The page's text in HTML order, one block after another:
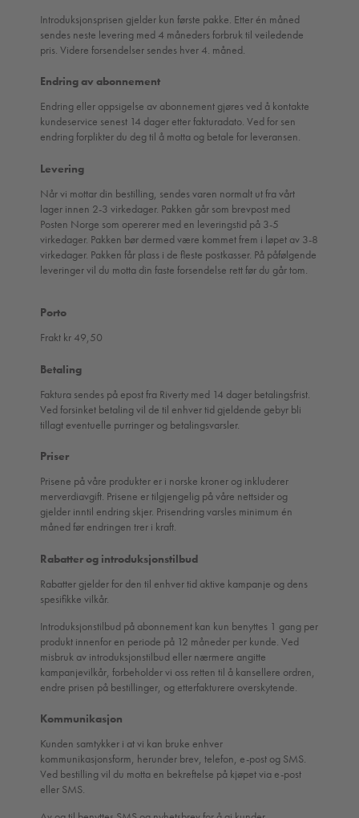
Introduksjonsprisen gjelder kun første pakke. Etter én måned
sendes neste levering med 4 måneders forbruk til veiledende
pris. Videre forsendelser sendes hver 4. måned.
Endring av abonnement
Endring eller oppsigelse av abonnement gjøres ved å kontakte
kundeservice senest 14 dager etter fakturadato. Ved for sen
endring forplikter du deg til å motta og betale for leveransen.
Levering
Når vi mottar din bestilling, sendes varen normalt ut fra vårt
lager innen 2-3 virkedager. Pakken går som brevpost med
Posten Norge som opererer med en leveringstid på 3-5
virkedager. Pakken bør dermed være kommet frem i løpet av 3-8
virkedager. Pakken får plass i de fleste postkasser. På påfølgende
leveringer vil du motta din faste forsendelse rett før du går tom.
Porto
Frakt kr 49,50
Betaling
Faktura sendes på epost fra Riverty med 14 dager betalingsfrist.
Ved forsinket betaling vil de til enhver tid gjeldende gebyr bli
tillagt eventuelle purringer og betalingsvarsler.
Priser
Prisene på våre produkter er i norske kroner og inkluderer
merverdiavgift. Prisene er tilgjengelig på våre nettsider og
gjelder inntil endring skjer. Prisendring varsles minimum én
måned før endringen trer i kraft.
Rabatter og introduksjonstilbud
Rabatter gjelder for den til enhver tid aktive kampanje og dens
spesifikke vilkår.
Introduksjonstilbud på abonnement kan kun benyttes 1 gang per
produkt innenfor en periode på 12 måneder per kunde. Ved
misbruk av introduksjonstilbud eller nærmere angitte
kampanjevilkår, forbeholder vi oss retten til å kansellere ordren,
endre prisen på bestillinger, og etterfakturere overskytende.
Kommunikasjon
Kunden samtykker i at vi kan bruke enhver
kommunikasjonsform, herunder brev, telefon, e-post og SMS.
Ved bestilling vil du motta en bekreftelse på kjøpet via e-post
eller SMS.